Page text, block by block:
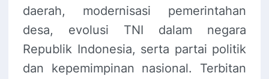
daerah, modernisasi pemerintahan
desa, evolusi TNI dalam negara
Republik Indonesia, serta partai politik
dan kepemimpinan nasional. Terbitan